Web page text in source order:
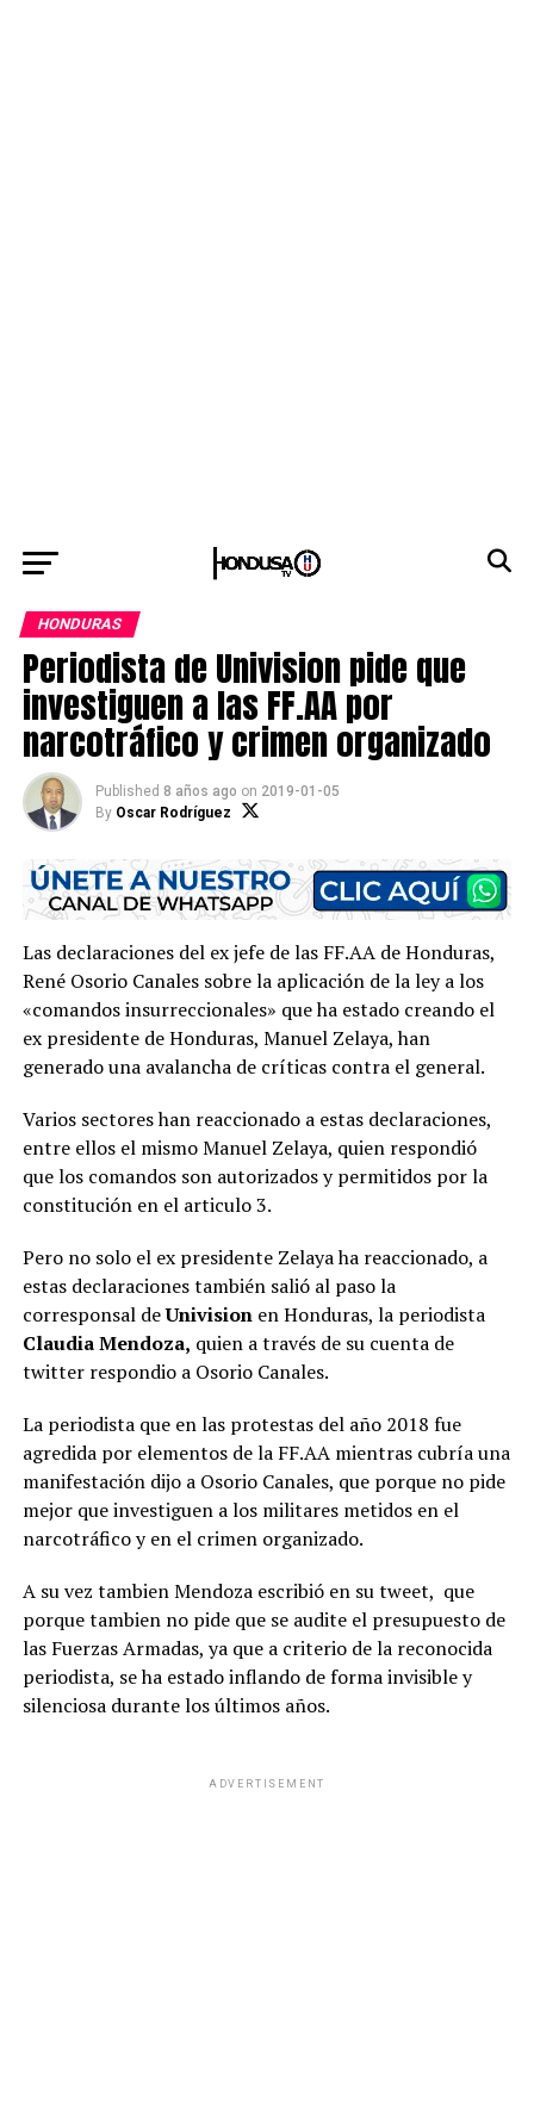
HONDURAS
Periodista de Univision pide que
investiguen a las FF.AA por
narcotráfico y crimen organizado
Published 8 años ago on 2019-01-05
By Oscar Rodríguez
Las declaraciones del ex jefe de las FF.AA de Honduras,
René Osorio Canales sobre la aplicación de la ley a los
«comandos insurreccionales» que ha estado creando el
ex presidente de Honduras, Manuel Zelaya, han
generado una avalancha de críticas contra el general.
Varios sectores han reaccionado a estas declaraciones,
entre ellos el mismo Manuel Zelaya, quien respondió
que los comandos son autorizados y permitidos por la
constitución en el articulo 3.
Pero no solo el ex presidente Zelaya ha reaccionado, a
estas declaraciones también salió al paso la
corresponsal deUnivisionen Honduras, la periodista
Claudia Mendoza, quien a través de su cuenta de
twitter respondio a Osorio Canales.
La periodista que en las protestas del año 2018 fue
agredida por elementos de la FF.AA mientras cubría una
manifestación dijo a Osorio Canales, que porque no pide
mejor que investiguen a los militares metidos en el
narcotráfico y en el crimen organizado.
A su vez tambien Mendoza escribió en su tweet, que
porque tambien no pide que se audite el presupuesto de
las Fuerzas Armadas, ya que a criterio de la reconocida
periodista, se ha estado inflando de forma invisible y
silenciosa durante los últimos años.
ADVERTISEMENT